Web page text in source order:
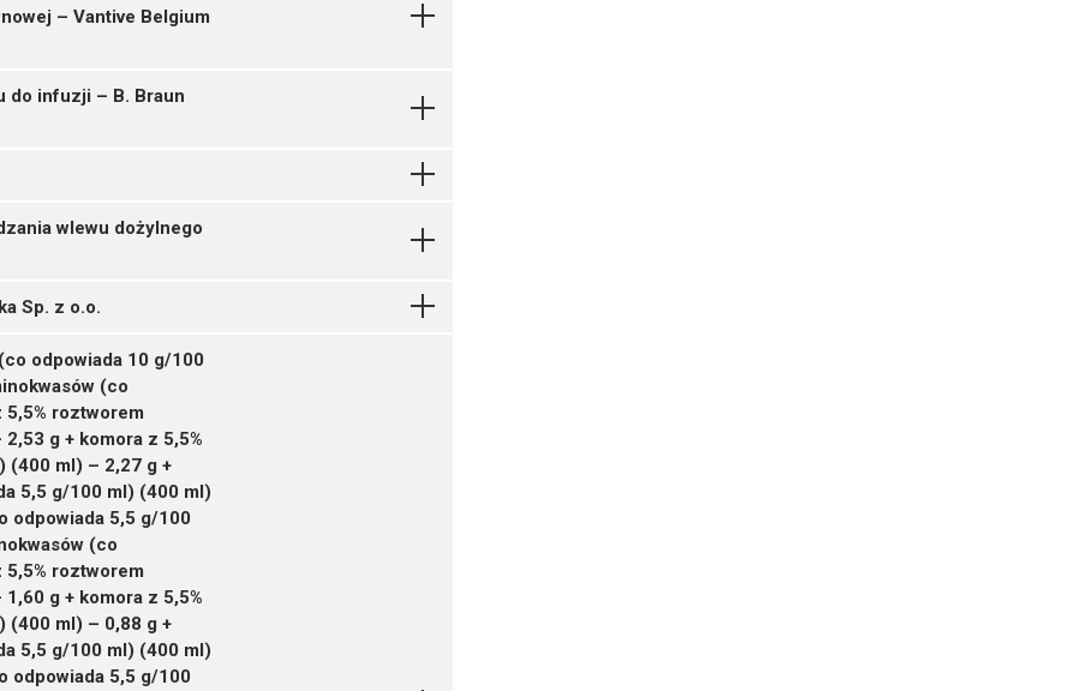
– Vantive Belgium
do infuzji – B. Braun
wlewu dożylnego
Sp. z o.o.
odpowiada 10 g/100
(co
roztworem
g + komora z 5,5%
(400 ml) – 2,27 g +
5,5 g/100 ml) (400 ml)
odpowiada 5,5 g/100
(co
roztworem
g + komora z 5,5%
(400 ml) – 0,88 g +
5,5 g/100 ml) (400 ml)
odpowiada 5,5 g/100